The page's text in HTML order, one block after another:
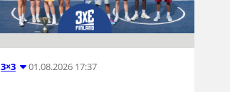
3×3 01.08.2026 17:37